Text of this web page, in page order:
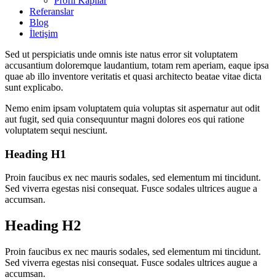
Referanslar
Blog
İletişim
Sed ut perspiciatis unde omnis iste natus error sit voluptatem
accusantium doloremque laudantium, totam rem aperiam, eaque ipsa
quae ab illo inventore veritatis et quasi architecto beatae vitae dicta
sunt explicabo.
Nemo enim ipsam voluptatem quia voluptas sit aspernatur aut odit
aut fugit, sed quia consequuntur magni dolores eos qui ratione
voluptatem sequi nesciunt.
Heading H1
Proin faucibus ex nec mauris sodales, sed elementum mi tincidunt.
Sed viverra egestas nisi consequat. Fusce sodales ultrices augue a
accumsan.
Heading H2
Proin faucibus ex nec mauris sodales, sed elementum mi tincidunt.
Sed viverra egestas nisi consequat. Fusce sodales ultrices augue a
accumsan.